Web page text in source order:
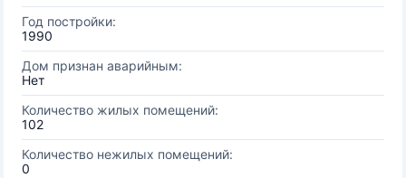
Год постройки:
1990
Дом признан аварийным:
Нет
Количество жилых помещений:
102
Количество нежилых помещений:
0